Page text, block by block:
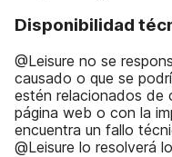
Disponibilidad
@Leisure no se
causado o que se
estén relacionados de
página web o con la
encuentra un fallo
@Leisure lo resolverá